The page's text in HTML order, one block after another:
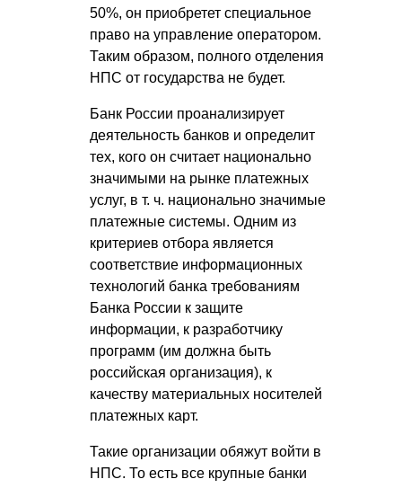
50%, он приобретет специальное
право на управление оператором.
Таким образом, полного отделения
НПС от государства не будет.
Банк России проанализирует
деятельность банков и определит
тех, кого он считает национально
значимыми на рынке платежных
услуг, в т. ч. национально значимые
платежные системы. Одним из
критериев отбора является
соответствие информационных
технологий банка требованиям
Банка России к защите
информации, к разработчику
программ (им должна быть
российская организация), к
качеству материальных носителей
платежных карт.
Такие организации обяжут войти в
НПС. То есть все крупные банки